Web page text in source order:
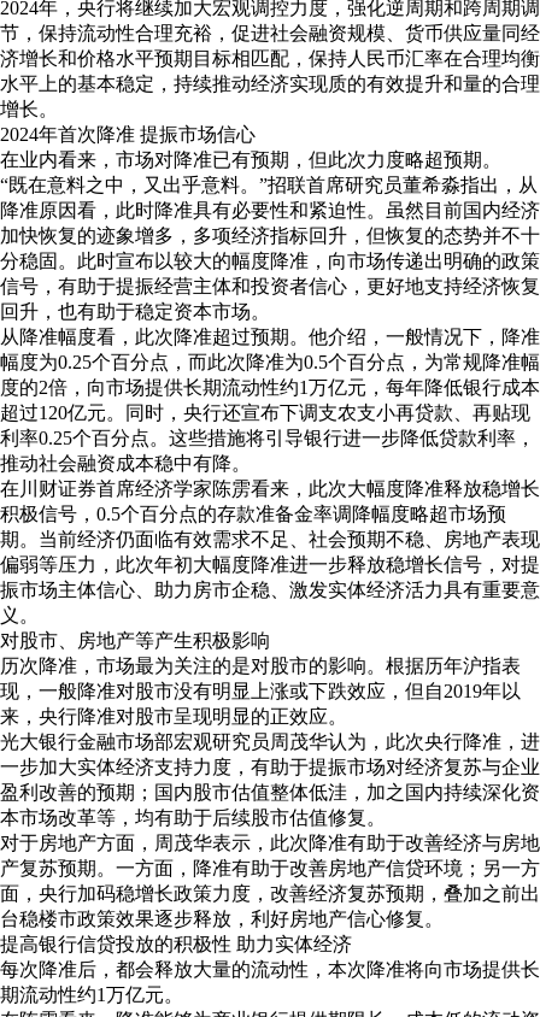
2024年，央行将继续加大宏观调控力度，强化逆周期和跨周期调
节，保持流动性合理充裕，促进社会融资规模、货币供应量同经
济增长和价格水平预期目标相匹配，保持人民币汇率在合理均衡
水平上的基本稳定，持续推动经济实现质的有效提升和量的合理
增长。
2024年首次降准 提振市场信心
在业内看来，市场对降准已有预期，但此次力度略超预期。
“既在意料之中，又出乎意料。”招联首席研究员董希淼指出，从
降准原因看，此时降准具有必要性和紧迫性。虽然目前国内经济
加快恢复的迹象增多，多项经济指标回升，但恢复的态势并不十
分稳固。此时宣布以较大的幅度降准，向市场传递出明确的政策
信号，有助于提振经营主体和投资者信心，更好地支持经济恢复
回升，也有助于稳定资本市场。
从降准幅度看，此次降准超过预期。他介绍，一般情况下，降准
幅度为0.25个百分点，而此次降准为0.5个百分点，为常规降准幅
度的2倍，向市场提供长期流动性约1万亿元，每年降低银行成本
超过120亿元。同时，央行还宣布下调支农支小再贷款、再贴现
利率0.25个百分点。这些措施将引导银行进一步降低贷款利率，
推动社会融资成本稳中有降。
在川财证券首席经济学家陈雳看来，此次大幅度降准释放稳增长
积极信号，0.5个百分点的存款准备金率调降幅度略超市场预
期。当前经济仍面临有效需求不足、社会预期不稳、房地产表现
偏弱等压力，此次年初大幅度降准进一步释放稳增长信号，对提
振市场主体信心、助力房市企稳、激发实体经济活力具有重要意
义。
对股市、房地产等产生积极影响
历次降准，市场最为关注的是对股市的影响。根据历年沪指表
现，一般降准对股市没有明显上涨或下跌效应，但自2019年以
来，央行降准对股市呈现明显的正效应。
光大银行金融市场部宏观研究员周茂华认为，此次央行降准，进
一步加大实体经济支持力度，有助于提振市场对经济复苏与企业
盈利改善的预期；国内股市估值整体低洼，加之国内持续深化资
本市场改革等，均有助于后续股市估值修复。
对于房地产方面，周茂华表示，此次降准有助于改善经济与房地
产复苏预期。一方面，降准有助于改善房地产信贷环境；另一方
面，央行加码稳增长政策力度，改善经济复苏预期，叠加之前出
台稳楼市政策效果逐步释放，利好房地产信心修复。
提高银行信贷投放的积极性 助力实体经济
每次降准后，都会释放大量的流动性，本次降准将向市场提供长
期流动性约1万亿元。